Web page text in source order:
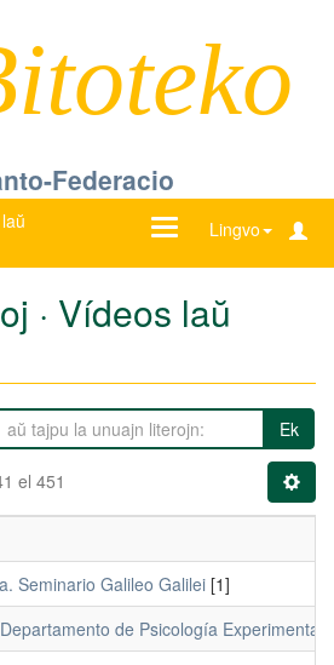
Federacio
Lingvo
Ŝanĝu
· Vídeos laŭ
Ek
el 451
Seminario Galileo Galilei [1]
de Psicología Experimental